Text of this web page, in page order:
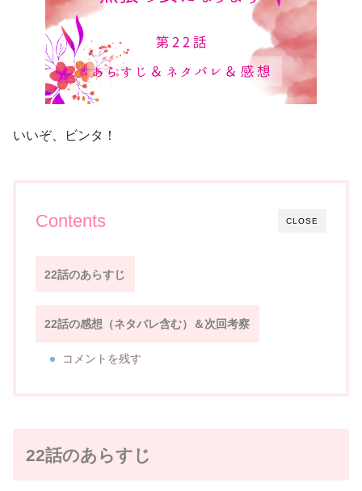
いいぞ、ビンタ！
CLOSE
Contents
22話のあらすじ
22話の感想（ネタバレ含む）＆次回考察
コメントを残す
22話のあらすじ